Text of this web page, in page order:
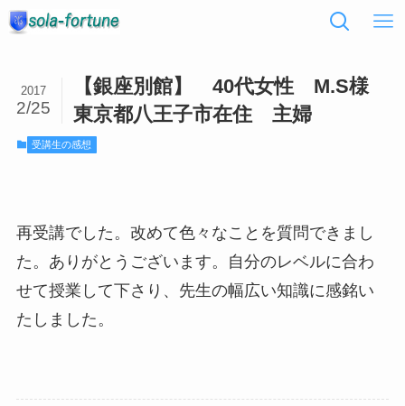
【銀座別館】 40代女性 M.S様
東京都八王子市在住 主婦
2017
2/25
受講生の感想
再受講でした。改めて色々なことを質問できまし
た。ありがとうございます。自分のレベルに合わ
せて授業して下さり、先生の幅広い知識に感銘い
たしました。